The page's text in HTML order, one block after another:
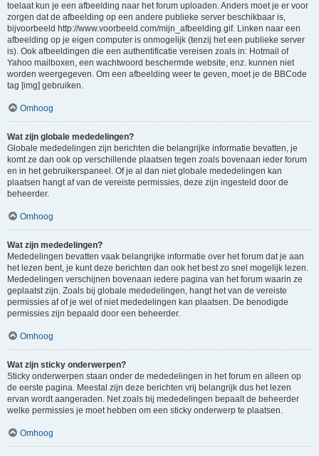
toelaat kun je een afbeelding naar het forum uploaden. Anders moet je er voor
zorgen dat de afbeelding op een andere publieke server beschikbaar is,
bijvoorbeeld http://www.voorbeeld.com/mijn_afbeelding.gif. Linken naar een
afbeelding op je eigen computer is onmogelijk (tenzij het een publieke server
is). Ook afbeeldingen die een authentificatie vereisen zoals in: Hotmail of
Yahoo mailboxen, een wachtwoord beschermde website, enz. kunnen niet
worden weergegeven. Om een afbeelding weer te geven, moet je de BBCode
tag [img] gebruiken.
Omhoog
Wat zijn globale mededelingen?
Globale mededelingen zijn berichten die belangrijke informatie bevatten, je
komt ze dan ook op verschillende plaatsen tegen zoals bovenaan ieder forum
en in het gebruikerspaneel. Of je al dan niet globale mededelingen kan
plaatsen hangt af van de vereiste permissies, deze zijn ingesteld door de
beheerder.
Omhoog
Wat zijn mededelingen?
Mededelingen bevatten vaak belangrijke informatie over het forum dat je aan
het lezen bent, je kunt deze berichten dan ook het best zo snel mogelijk lezen.
Mededelingen verschijnen bovenaan iedere pagina van het forum waarin ze
geplaatst zijn. Zoals bij globale mededelingen, hangt het van de vereiste
permissies af of je wel of niet mededelingen kan plaatsen. De benodigde
permissies zijn bepaald door een beheerder.
Omhoog
Wat zijn sticky onderwerpen?
Sticky onderwerpen staan onder de mededelingen in het forum en alleen op
de eerste pagina. Meestal zijn deze berichten vrij belangrijk dus het lezen
ervan wordt aangeraden. Net zoals bij mededelingen bepaalt de beheerder
welke permissies je moet hebben om een sticky onderwerp te plaatsen.
Omhoog